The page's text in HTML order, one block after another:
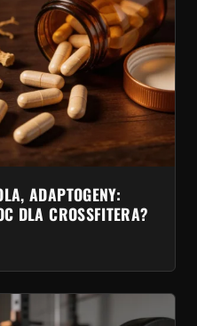
ADAPTOGENY:
DLA CROSSFITERA?